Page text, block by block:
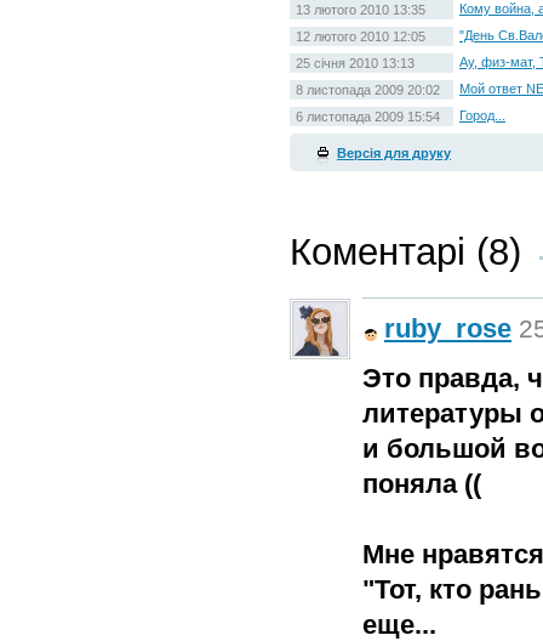
13 лютого 2010 13:35
Кому война,
12 лютого 2010 12:05
"День
25 січня 2010 13:13
Ау, физ-мат,
8 листопада 2009 20:02
Мой ответ
6 листопада 2009 15:54
Город...
Версія для друку
Коментарі (8)
ruby_rose
Это правда,
литературы
и большой
поняла ((
Мне
"Тот, кто
еще...